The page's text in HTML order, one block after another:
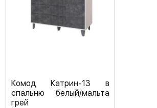
Комод Катрин-13 в
спальню белый/мальта
грей